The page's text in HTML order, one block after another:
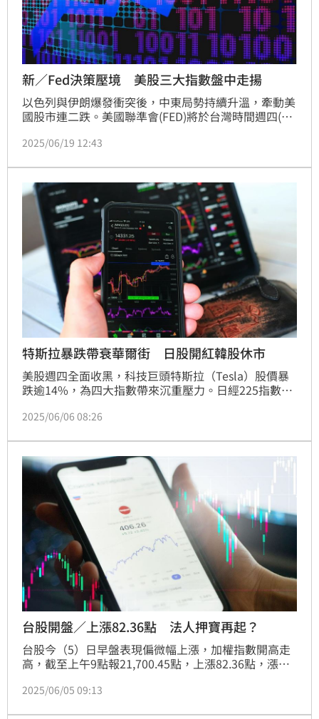
新／Fed決策壓境 美股三大指數盤中走揚
以色列與伊朗爆發衝突後，中東局勢持續升溫，牽動美
國股市連二跌。美國聯準會(FED)將於台灣時間週四(19
盤走揚。
2025/06/19 12:43
特斯拉暴跌帶衰華爾街 日股開紅韓股休市
美股週四全面收黑，科技巨頭特斯拉（Tesla）股價暴
跌逾14%，為四大指數帶來沉重壓力。日經225指數今
日」休市一天。期貨盤方面，美股三大期指震盪整理，
2025/06/06 08:26
台股開盤／上漲82.36點 法人押寶再起？
台股今（5）日早盤表現偏微幅上漲，加權指數開高走
高，截至上午9點報21,700.45點，上漲82.36點，漲幅
期也呈現上漲走勢，報21,573點，跌幅達0.43%。整體
2025/06/05 09:13